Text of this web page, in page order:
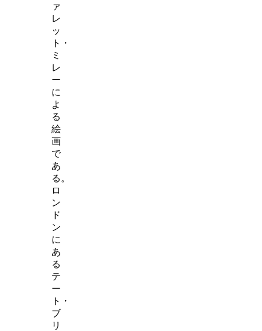
ァ
レ
ッ
ト・
ミ
レ
ー
に
よ
る
絵
画
で
あ
る。
ロ
ン
ド
ン
に
あ
る
テ
ー
ト・
ブ
リ